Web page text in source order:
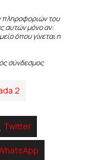
πληροφοριών του
αυτών μόνο αν:
όπου γίνεται η
σύνδεσμος
2
Twitter